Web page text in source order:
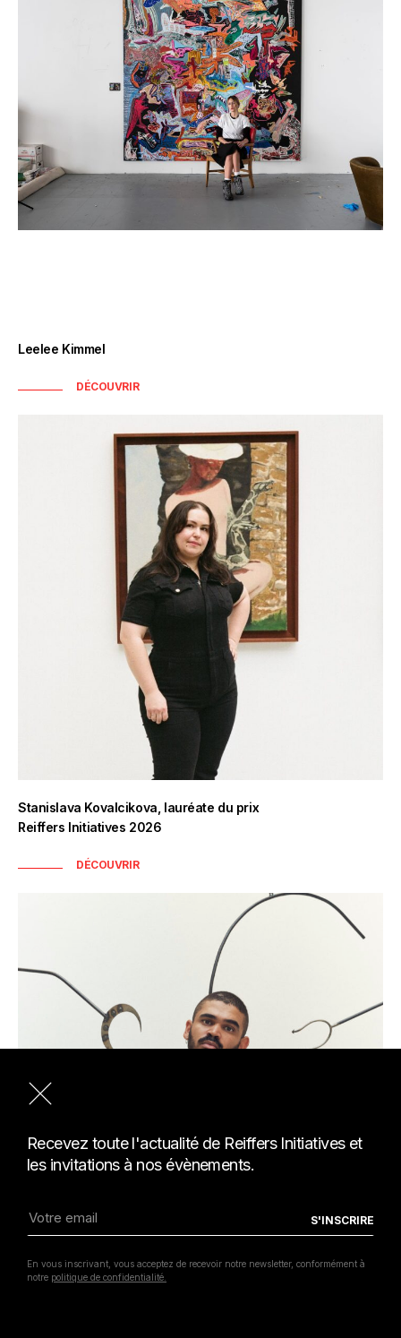
Leelee Kimmel
DÉCOUVRIR
Stanislava Kovalcikova, lauréate du prix
Reiffers Initiatives 2026
DÉCOUVRIR
Tarek Lakhrissi, jeune talent du
Recevez toute l'actualité de Reiffers Initiatives et
les invitations à nos évènements.
En vous inscrivant, vous acceptez de recevoir notre newsletter, conformément à
notre politique de confidentialité.